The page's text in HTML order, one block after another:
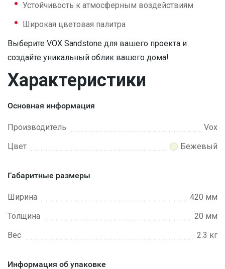
Устойчивость к атмосферным воздействиям
Широкая цветовая палитра
Выберите VOX Sandstone для вашего проекта и
создайте уникальный облик вашего дома!
Характеристики
Основная информация
Производитель
Vox
Цвет
Бежевый
Габаритные размеры
Ширина
420 мм
Толщина
20 мм
Вес
2.3 кг
Информация об упаковке